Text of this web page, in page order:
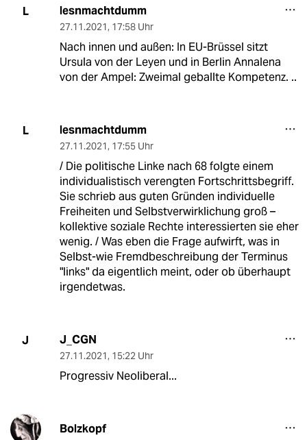
L lesnmachtdumm
27.11.2021, 17:58 Uhr
Nach innen und außen: In EU-Brüssel sitzt
Ursula von der Leyen und in Berlin Annalena
von der Ampel: Zweimal geballte Kompetenz. ..
L lesnmachtdumm
27.11.2021, 17:55 Uhr
/ Die politische Linke nach 68 folgte einem
individualistisch verengten Fortschrittsbegriff.
Sie schrieb aus guten Gründen individuelle
Freiheiten und Selbstverwirklichung groß –
kollektive soziale Rechte interessierten sie eher
wenig. / Was eben die Frage aufwirft, was in
Selbst-wie Fremdbeschreibung der Terminus
"links" da eigentlich meint, oder ob überhaupt
irgendetwas.
J J_CGN
27.11.2021, 15:22 Uhr
Progressiv Neoliberal...
Bolzkopf